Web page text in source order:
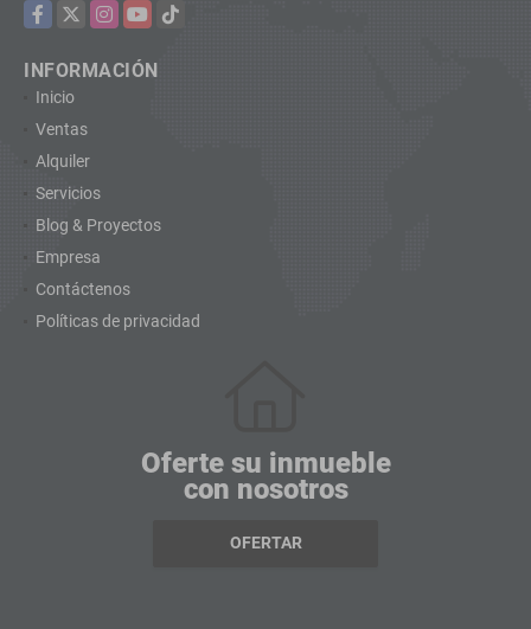
Facebook
X Instagram
YouTubeTikTok
INFORMACIÓN
Inicio
Ventas
Alquiler
Servicios
Blog & Proyectos
Empresa
Contáctenos
Políticas de privacidad
Oferte su inmueble
con nosotros
OFERTAR